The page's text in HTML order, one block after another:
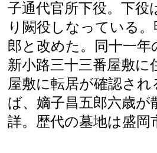
子通代官所下役。下役
り闕役しなっている
郎と改めた。同十一
新小路三十三番屋敷に
屋敷に転居が確認さ
ば、嫡子昌五郎六歳
詳。歴代の墓地は盛岡